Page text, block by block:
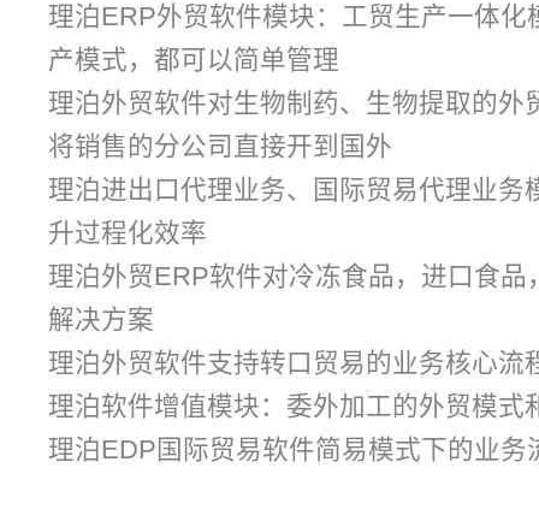
理泊ERP外贸软件模块：工贸生产一体
产模式，都可以简单管理
理泊外贸软件对生物制药、生物提取的外
将销售的分公司直接开到国外
理泊进出口代理业务、国际贸易代理业务
升过程化效率
理泊外贸ERP软件对冷冻食品，进口食
解决方案
理泊外贸软件支持转口贸易的业务核心流
理泊软件增值模块：委外加工的外贸模式
理泊EDP国际贸易软件简易模式下的业务